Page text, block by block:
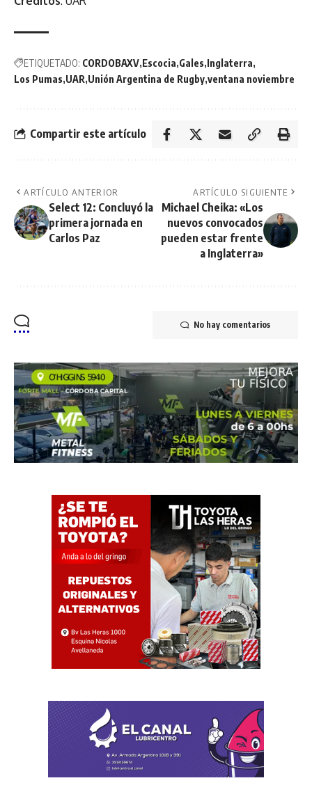
ETIQUETADO: CORDOBAXV Escocia Gales Inglaterra
Los Pumas UAR Unión Argentina de Rugby ventana noviembre
Compartir este artículo
ARTÍCULO ANTERIOR
Select 12: Concluyó la
primera jornada en
Carlos Paz
ARTÍCULO SIGUIENTE
Michael Cheika: «Los
nuevos convocados
pueden estar frente
a Inglaterra»
No hay comentarios